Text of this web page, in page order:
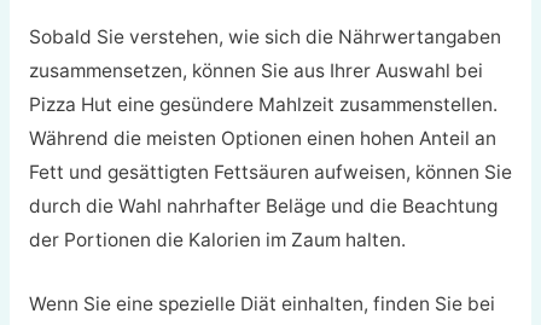
Sobald Sie verstehen, wie sich die Nährwertangaben
zusammensetzen, können Sie aus Ihrer Auswahl bei
Pizza Hut eine gesündere Mahlzeit zusammenstellen.
Während die meisten Optionen einen hohen Anteil an
Fett und gesättigten Fettsäuren aufweisen, können Sie
durch die Wahl nahrhafter Beläge und die Beachtung
der Portionen die Kalorien im Zaum halten.
Wenn Sie eine spezielle Diät einhalten, finden Sie bei